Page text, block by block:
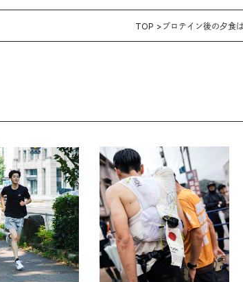
TOP プロテイン後の夕食